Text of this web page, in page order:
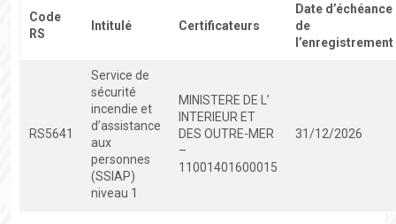
Code
RS
Intitulé Certificateurs
Date d’échéance
de
l’enregistrement
RS5641
Service de
sécurité
incendie et
d’assistance
aux
personnes
(SSIAP)
niveau 1
MINISTERE DE L’
INTERIEUR ET
DES OUTRE-MER
–
11001401600015
31/12/2026